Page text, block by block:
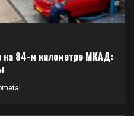
на 84-м километре МКАД: